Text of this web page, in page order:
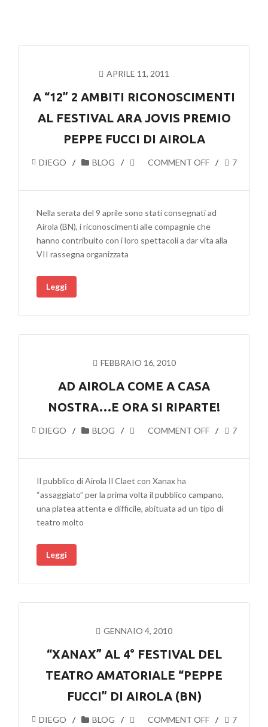
APRILE 11, 2011
A “12” 2 AMBITI RICONOSCIMENTI
AL FESTIVAL ARA JOVIS PREMIO
PEPPE FUCCI DI AIROLA
DIEGO BLOG COMMENT OFF 7
Nella serata del 9 aprile sono stati consegnati ad
Airola (BN), i riconoscimenti alle compagnie che
hanno contribuito con i loro spettacoli a dar vita alla
VII rassegna organizzata
Leggi
FEBBRAIO 16, 2010
AD AIROLA COME A CASA
NOSTRA…E ORA SI RIPARTE!
DIEGO BLOG COMMENT OFF 7
Il pubblico di Airola Il Claet con Xanax ha
“assaggiato” per la prima volta il pubblico campano,
una platea attenta e difficile, abituata ad un tipo di
teatro molto
Leggi
GENNAIO 4, 2010
“XANAX” AL 4° FESTIVAL DEL
TEATRO AMATORIALE “PEPPE
FUCCI” DI AIROLA (BN)
DIEGO BLOG COMMENT OFF 7